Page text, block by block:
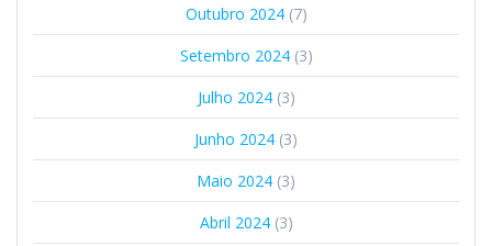
Outubro 2024(7)
Setembro 2024(3)
Julho 2024(3)
Junho 2024 (3)
Maio 2024 (3)
Abril 2024(3)